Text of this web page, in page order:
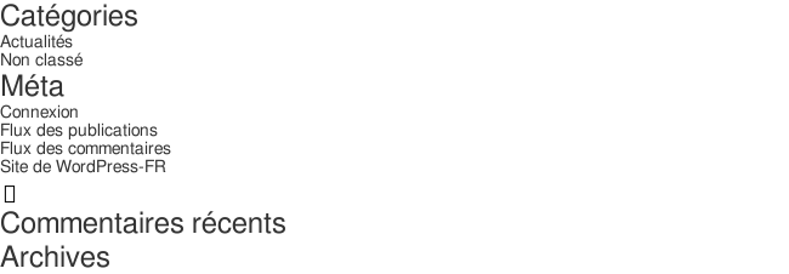
Catégories
Actualités
Non classé
Méta
Connexion
Flux des publications
Flux des commentaires
Site de WordPress-FR
Rechercher:
Commentaires récents
Archives